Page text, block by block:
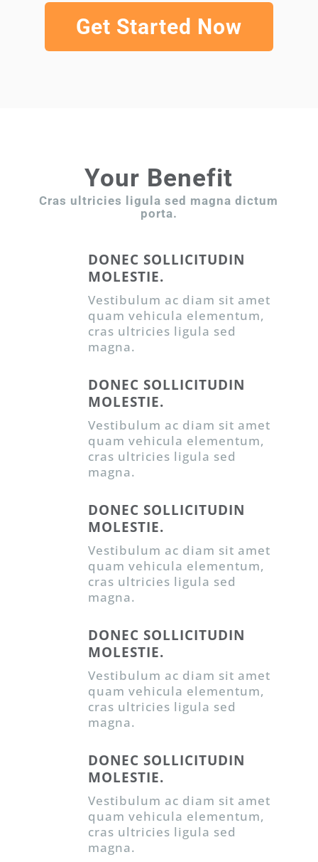
Get Started Now
Your Benefit
Cras ultricies ligula sed magna dictum
porta.
DONEC SOLLICITUDIN
MOLESTIE.
Vestibulum ac diam sit amet
quam vehicula elementum,
cras ultricies ligula sed
magna.
DONEC SOLLICITUDIN
MOLESTIE.
Vestibulum ac diam sit amet
quam vehicula elementum,
cras ultricies ligula sed
magna.
DONEC SOLLICITUDIN
MOLESTIE.
Vestibulum ac diam sit amet
quam vehicula elementum,
cras ultricies ligula sed
magna.
DONEC SOLLICITUDIN
MOLESTIE.
Vestibulum ac diam sit amet
quam vehicula elementum,
cras ultricies ligula sed
magna.
DONEC SOLLICITUDIN
MOLESTIE.
Vestibulum ac diam sit amet
quam vehicula elementum,
cras ultricies ligula sed
magna.